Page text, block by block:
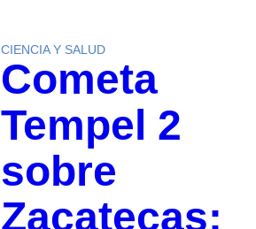
CIENCIA Y SALUD
Cometa
Tempel 2
sobre
Zacatecas: